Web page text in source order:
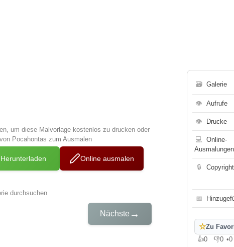
um diese Malvorlage kostenlos zu drucken oder
Pocahontas zum Ausmalen
Herunterladen Online ausmalen
durchsuchen
Nächste →
🗃 Galerie
👁 Aufrufe
👁 Drucke
💻
Online-
Ausmalungen
🔒 Copyright
📅
☆Zu
👍0
Gefällt mir
👎0 •0